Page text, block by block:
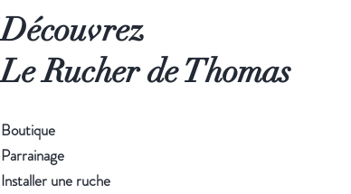
Découvrez
Le Rucher de Thomas
Boutique
Parrainage
Installer une ruche